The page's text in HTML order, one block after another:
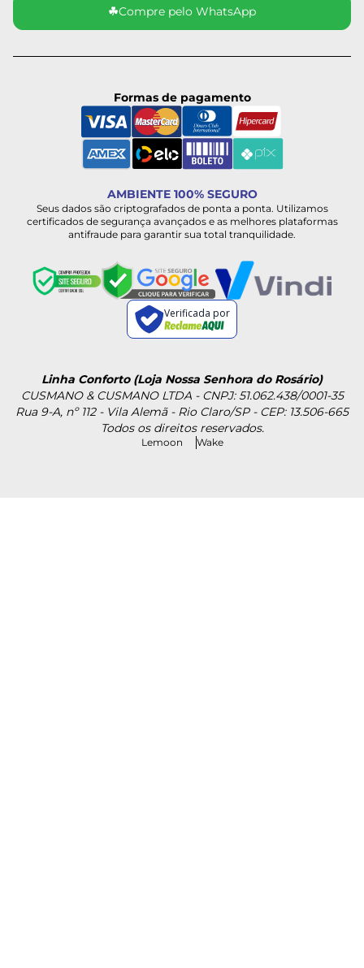
☘Compre pelo WhatsApp
Formas de pagamento
AMBIENTE 100% SEGURO
Seus dados são criptografados de ponta a ponta. Utilizamos
certificados de segurança avançados e as melhores plataformas
antifraude para garantir sua total tranquilidade.
Verificada por
Linha Conforto (Loja Nossa Senhora do Rosário)
CUSMANO & CUSMANO LTDA - CNPJ: 51.062.438/0001-35
Rua 9-A, nº 112 - Vila Alemã - Rio Claro/SP - CEP: 13.506-665
Todos os direitos reservados.
Lemoon Wake